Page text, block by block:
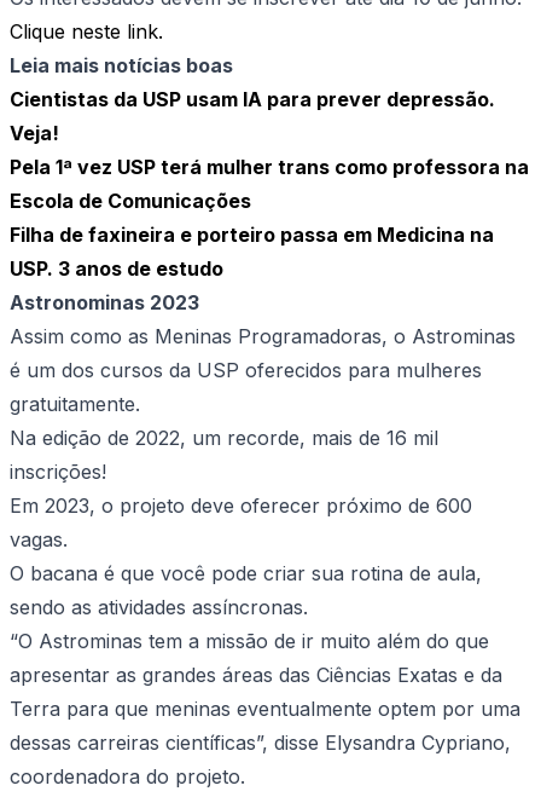
Clique neste link.
Leia mais notícias boas
Cientistas da USP usam IA para prever depressão.
Veja!
Pela 1ª vez USP terá mulher trans como professora na
Escola de Comunicações
Filha de faxineira e porteiro passa em Medicina na
USP. 3 anos de estudo
Astronominas 2023
Assim como as Meninas Programadoras, o Astrominas
é um dos cursos da USP oferecidos para mulheres
gratuitamente.
Na edição de 2022, um recorde, mais de 16 mil
inscrições!
Em 2023, o projeto deve oferecer próximo de 600
vagas.
O bacana é que você pode criar sua rotina de aula,
sendo as atividades assíncronas.
“O Astrominas tem a missão de ir muito além do que
apresentar as grandes áreas das Ciências Exatas e da
Terra para que meninas eventualmente optem por uma
dessas carreiras científicas”, disse Elysandra Cypriano,
coordenadora do projeto.